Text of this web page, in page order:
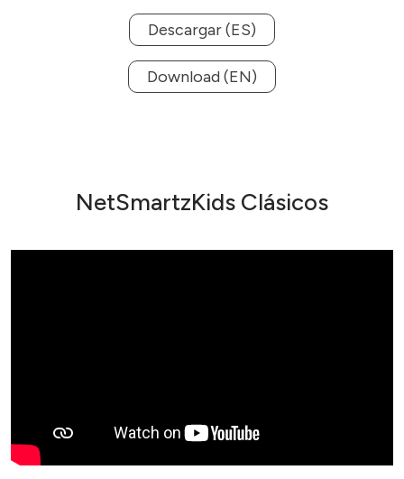
Descargar (ES)
Download (EN)
NetSmartzKids Clásicos